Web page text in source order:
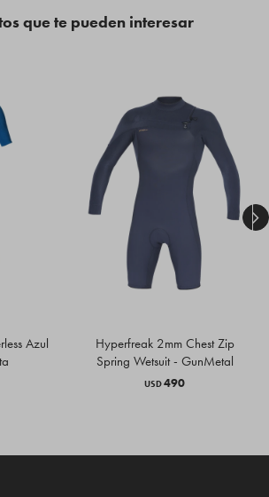
que te pueden interesar
Azul
Hyperfreak 2mm Chest Zip
Spring Wetsuit - GunMetal
USD490
